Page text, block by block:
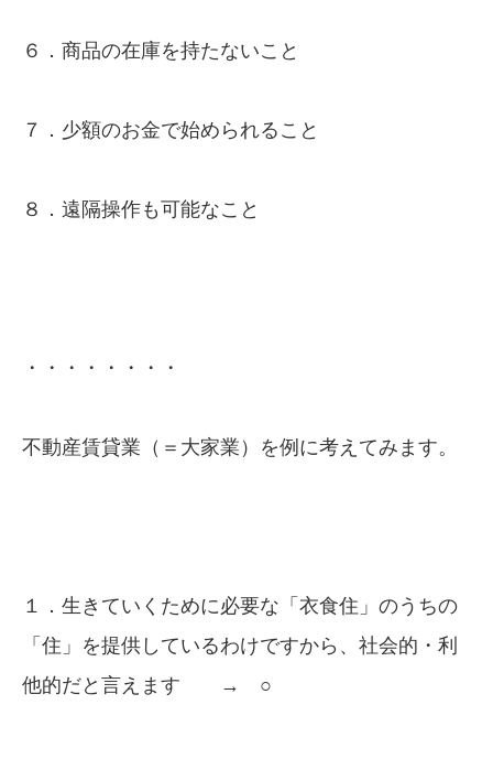
６．商品の在庫を持たないこと
７．少額のお金で始められること
８．遠隔操作も可能なこと
・・・・・・・・
不動産賃貸業（＝大家業）を例に考えてみます。
１．生きていくために必要な「衣食住」のうちの
「住」を提供しているわけですから、社会的・利
他的だと言えます → ○